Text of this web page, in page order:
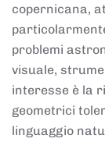
copernicana,
problemi
visuale,
interesse è la
geometrici
linguaggio